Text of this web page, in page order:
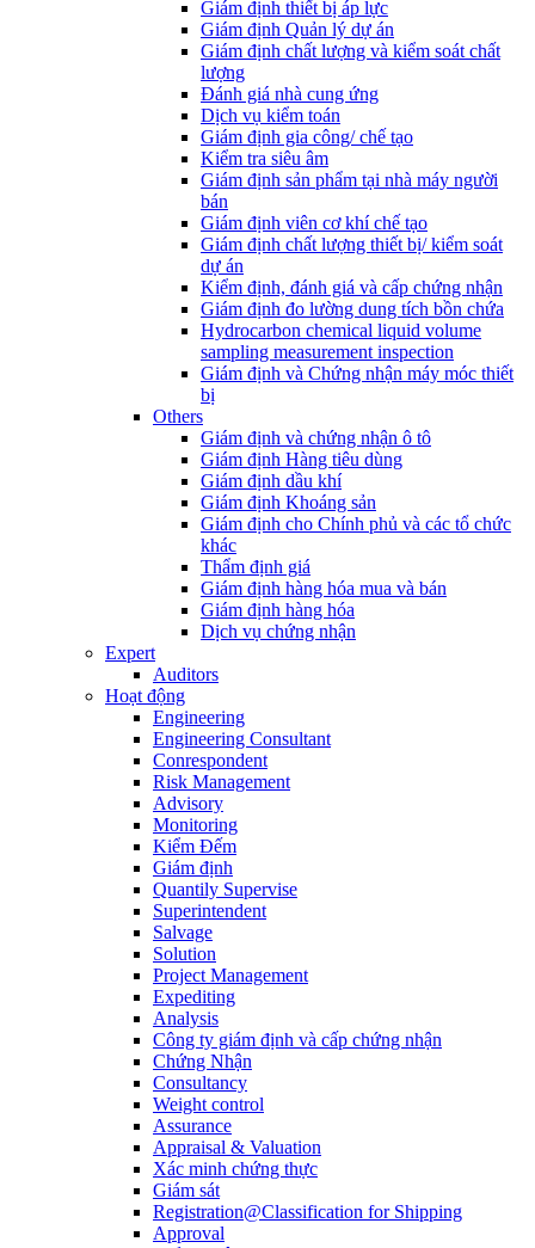
Giám định thiết bị áp lực
Giám định Quản lý dự án
Giám định chất lượng và kiểm soát chất
lượng
Đánh giá nhà cung ứng
Dịch vụ kiểm toán
Giám định gia công/ chế tạo
Kiểm tra siêu âm
Giám định sản phẩm tại nhà máy người
bán
Giám định viên cơ khí chế tạo
Giám định chất lượng thiết bị/ kiểm soát
dự án
Kiểm định, đánh giá và cấp chứng nhận
Giám định đo lường dung tích bồn chứa
Hydrocarbon chemical liquid volume
sampling measurement inspection
Giám định và Chứng nhận máy móc thiết
bị
Others
Giám định và chứng nhận ô tô
Giám định Hàng tiêu dùng
Giám định dầu khí
Giám định Khoáng sản
Giám định cho Chính phủ và các tổ chức
khác
Thẩm định giá
Giám định hàng hóa mua và bán
Giám định hàng hóa
Dịch vụ chứng nhận
Expert
Auditors
Hoạt động
Engineering
Engineering Consultant
Conrespondent
Risk Management
Advisory
Monitoring
Kiểm Đếm
Giám định
Quantily Supervise
Superintendent
Salvage
Solution
Project Management
Expediting
Analysis
Công ty giám định và cấp chứng nhận
Chứng Nhận
Consultancy
Weight control
Assurance
Appraisal & Valuation
Xác minh chứng thực
Giám sát
Registration@Classification for Shipping
Approval